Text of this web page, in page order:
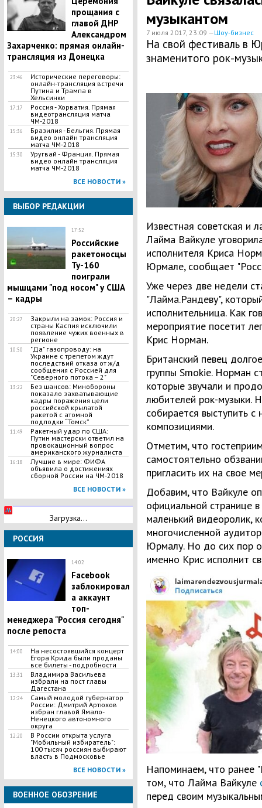
прощания с
главой ДНР
Александром
Захарченко: прямая онлайн-
трансляция из Донецка
23:46
Исторические переговоры:
онлайн-трансляция встречи
Путина и Трампа в
Хельсинки
17:17
Россия - Хорватия. Прямая
видеотрансляция матча
ЧМ-2018
15:36
Бразилия - Бельгия. Прямая
видео онлайн трансляция
матча ЧМ-2018
15:30
Уругвай - Франция. Прямая
видео онлайн трансляция
матча ЧМ-2018
ВСЕ НОВОСТИ »
ВЫБОР РЕДАКЦИИ
17:52
Российские
ракетоносцы
Ту-160
поиграли
мышцами "под носом" у США
– кадры
20:27
Закрыли на замок: Россия и
страны Каспия исключили
появление чужих военных в
регионе
10:50
"Да" газопроводу: на
Украине с трепетом ждут
последствий отказа от ж/д
сообщения с Россией для
"Северного потока – 2"
13:22
Без шансов: Минобороны
показало захватывающие
кадры поражения цели
российской крылатой
ракетой с атомной
подлодки “Томск”
11:49
Ракетный удар по США:
Путин мастерски ответил на
провокационный вопрос
американского журналиста
16:18
Лучшие в мире: ФИФА
объявила о достижениях
сборной России на ЧМ-2018
ВСЕ НОВОСТИ »
Загрузка...
РОССИЯ
14:02
Facebook
заблокировал
а аккаунт
топ-
менеджера "Россия сегодня"
после репоста
14:00
​На несостоявшийся концерт
Егора Крида были проданы
все билеты - подробности
13:31
Владимира Васильева
избрали на пост главы
Дагестана
12:24
Самый молодой губернатор
России: Дмитрий Артюхов
избран главой Ямало-
Ненецкого автономного
округа
12:20
​В России открыта услуга
"Мобильный избиратель":
100 тысяч россиян выбирают
власть в Подмосковье
ВСЕ НОВОСТИ »
ВОЕННОЕ ОБОЗРЕНИЕ
музыкантом
7 июля 2017, 23:09 —Шоу-бизнес
На свой фестиваль в
знаменитого рок-
Известная советская и
Лайма Вайкуле
исполнителя Криса
Юрмале, сообщает
Уже через две недели
"Лайма.Рандеву",
исполнительница. Как
мероприятие посетит
Крис Норман.
Британский певец
группы Smokie. Норман
которые звучали и
любителей рок-музыки.
собирается выступить
композициями.
Отметим, что
самостоятельно
пригласить их на свое
Добавим, что Вайкуле
официальной странице
маленький видеоролик,
многочисленной
Юрмалу. Но до сих пор
именно Крис исполнит
Напоминаем, что ранее
том, что Лайма Вайкуле
перед своим